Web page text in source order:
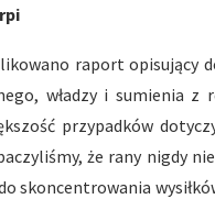
raport opisujący
władzy i sumienia z
przypadków
że rany nigdy
skoncentrowania